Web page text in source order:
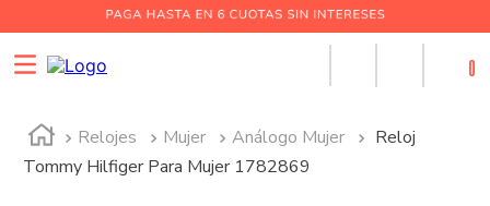
0
Relojes Mujer Análogo Mujer
Reloj
Tommy Hilfiger Para Mujer 1782869